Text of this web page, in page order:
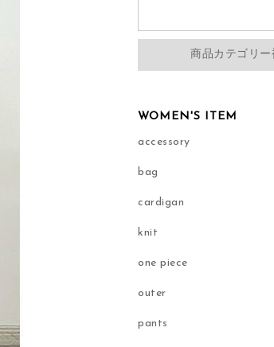
商品カテゴリー
WOMEN'S ITEM
accessory
bag
cardigan
knit
one piece
outer
pants